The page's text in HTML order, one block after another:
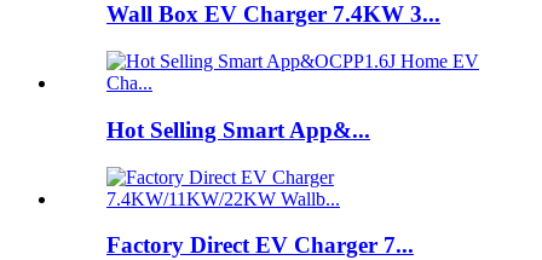
Wall Box EV Charger 7.4KW 3...
Hot Selling Smart App&...
Factory Direct EV Charger 7...